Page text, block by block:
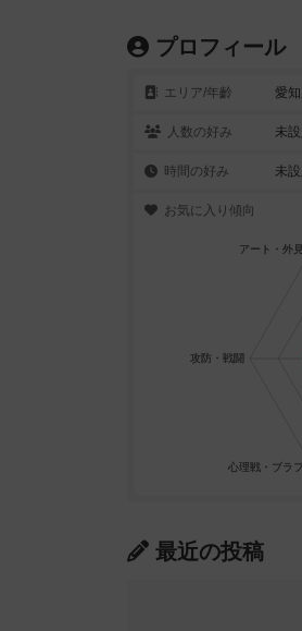
プロフィール
エリア/年齡 愛
人数の好み 未
時間の好み 未
お気に入り傾向
最近の投稿